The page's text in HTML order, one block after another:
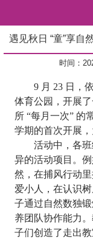
遇见秋日 “童”享
时间：
9 月 23 日，
体育公园，开展
所 “每月一次” 的
学期的首次开展
活动中，各
异的活动项目。
然，在捕风行动
爱小人，在认识
子通过自然数独
养团队协作能力
子们创造了走出